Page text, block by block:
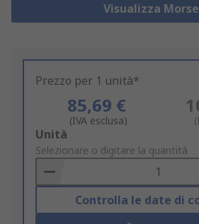
Visualizza
Prezzo per 1 unità*
85,69 €
(IVA esclusa)
Add
to
Basket
Unità
Selezionare o digitare la quantità
Controlla le date di